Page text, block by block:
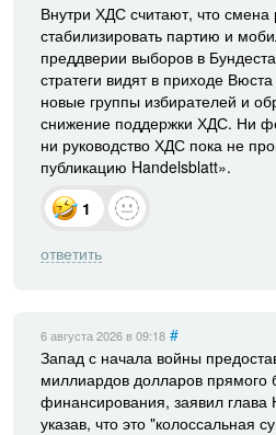
Внутри ХДС считают, что смена
стабилизировать партию и
преддверии выборов в
стратеги видят в приходе
новые группы избирателей и
снижение поддержки ХДС. Ни
ни руководство ХДС пока не
публикацию Handelsblatt».
1
ответить
6 августа 2026 в 09:18 #
Запад с начала войны
миллиардов долларов прямого
финансирования, заявил
указав, что это "колоссальная